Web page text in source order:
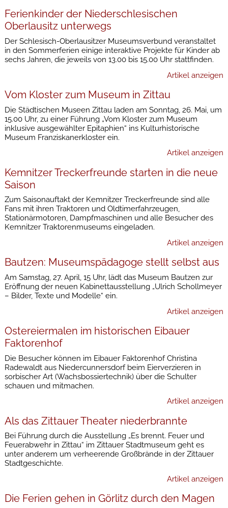
Ferienkinder der Niederschlesischen
Oberlausitz unterwegs
Der Schlesisch-Oberlausitzer Museumsverbund veranstaltet
in den Sommerferien einige interaktive Projekte für Kinder ab
sechs Jahren, die jeweils von 13.00 bis 15.00 Uhr stattfinden.
Artikel anzeigen
Vom Kloster zum Museum in Zittau
Die Städtischen Museen Zittau laden am Sonntag, 26. Mai, um
15.00 Uhr, zu einer Führung „Vom Kloster zum Museum
inklusive ausgewählter Epitaphien“ ins Kulturhistorische
Museum Franziskanerkloster ein.
Artikel anzeigen
Kemnitzer Treckerfreunde starten in die neue
Saison
Zum Saisonauftakt der Kemnitzer Treckerfreunde sind alle
Fans mit ihren Traktoren und Oldtimerfahrzeugen,
Stationärmotoren, Dampfmaschinen und alle Besucher des
Kemnitzer Traktorenmuseums eingeladen.
Artikel anzeigen
Bautzen: Museumspädagoge stellt selbst aus
Am Samstag, 27. April, 15 Uhr, lädt das Museum Bautzen zur
Eröffnung der neuen Kabinettausstellung „Ulrich Schollmeyer
– Bilder, Texte und Modelle“ ein.
Artikel anzeigen
Ostereiermalen im historischen Eibauer
Faktorenhof
Die Besucher können im Eibauer Faktorenhof Christina
Radewaldt aus Niedercunnersdorf beim Eierverzieren in
sorbischer Art (Wachsbossiertechnik) über die Schulter
schauen und mitmachen.
Artikel anzeigen
Als das Zittauer Theater niederbrannte
Bei Führung durch die Ausstellung „Es brennt. Feuer und
Feuerabwehr in Zittau“ im Zittauer Stadtmuseum geht es
unter anderem um verheerende Großbrände in der Zittauer
Stadtgeschichte.
Artikel anzeigen
Die Ferien gehen in Görlitz durch den Magen